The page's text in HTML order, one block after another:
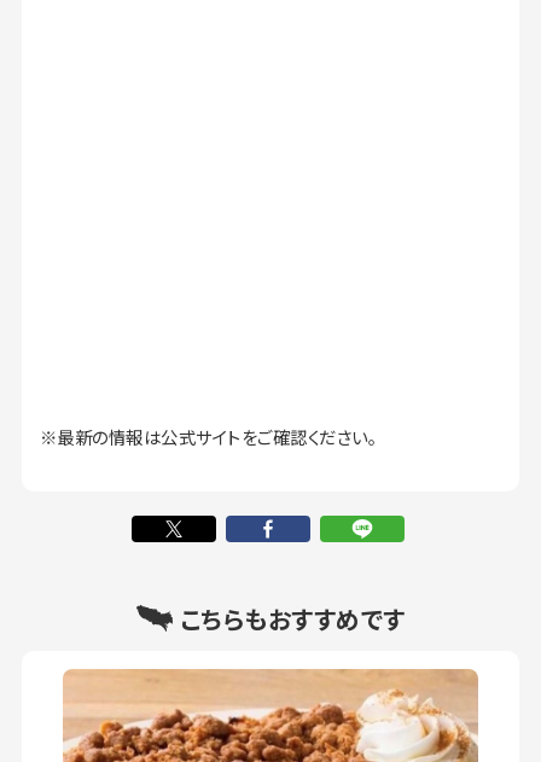
※最新の情報は公式サイトをご確認ください。
こちらもおすすめです